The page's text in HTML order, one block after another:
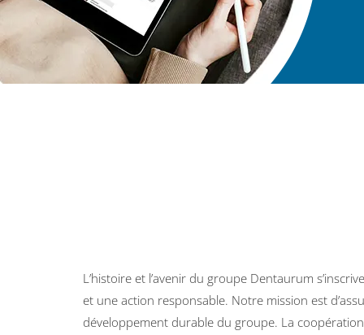
L’histoire et l’avenir du groupe Dentaurum
et une action responsable. Notre mission est
développement durable du groupe. La